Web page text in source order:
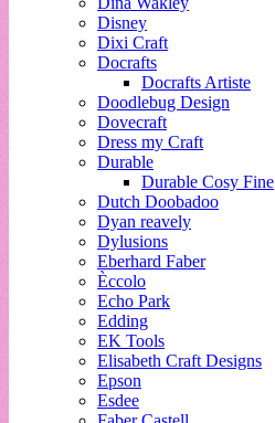
Disney
Dixi Craft
Docrafts
Docrafts Artiste
Doodlebug Design
Dovecraft
Dress my Craft
Durable
Durable Cosy Fine
Dutch Doobadoo
Dyan reavely
Dylusions
Eberhard Faber
Èccolo
Echo Park
Edding
EK Tools
Elisabeth Craft Designs
Epson
Esdee